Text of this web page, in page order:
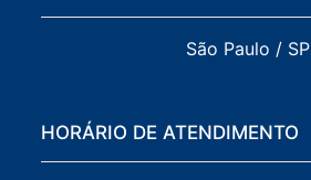
São Paulo / SP
HORÁRIO DE ATENDIMENTO